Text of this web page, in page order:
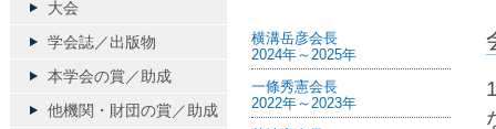
横溝岳彦会長
2024年～2025年
一條秀憲会長
2022年～2023年
大会
学会誌／出版物
本学会の賞／助成
他機関・財団の賞／助成